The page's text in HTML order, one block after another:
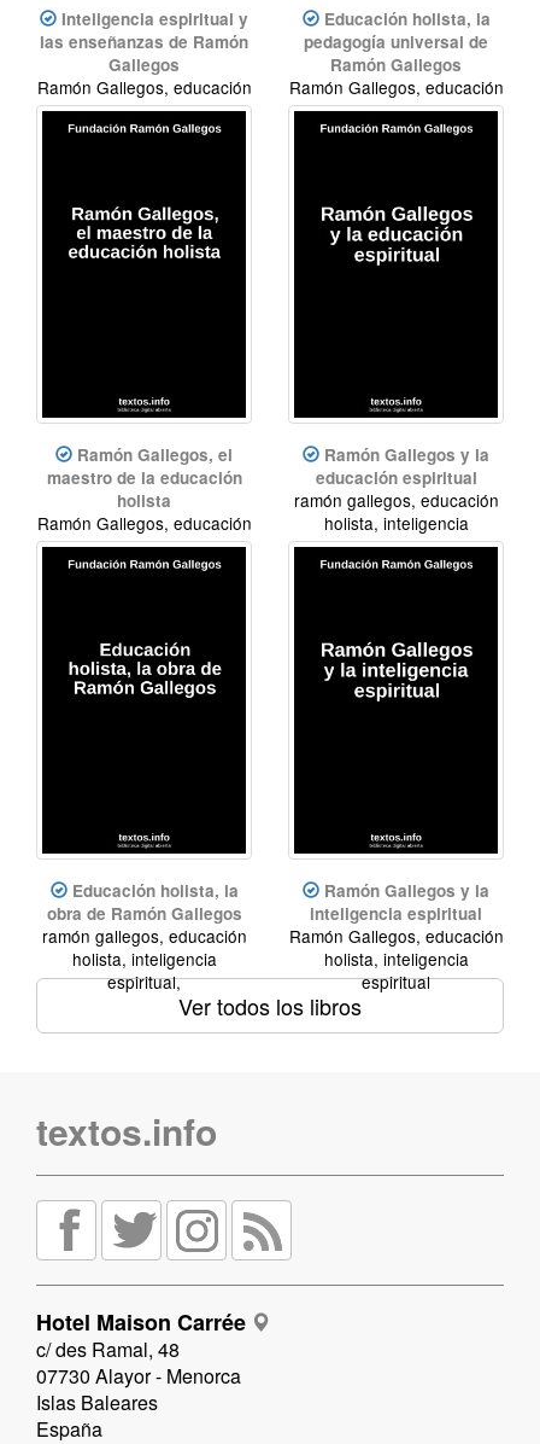
Inteligencia espiritual y
las enseñanzas de Ramón
Gallegos
Ramón Gallegos, educación
holista, inteligencia
espiritual
Educación holista, la
pedagogía universal de
Ramón Gallegos
Ramón Gallegos, educación
holista
Ramón Gallegos, el
maestro de la educación
holista
Ramón Gallegos, educación
holista, inteligencia
espiritual
Ramón Gallegos y la
educación espiritual
ramón gallegos, educación
holista, inteligencia
espiritual
Educación holista, la
obra de Ramón Gallegos
ramón gallegos, educación
holista, inteligencia
espiritual,
Ramón Gallegos y la
inteligencia espiritual
Ramón Gallegos, educación
holista, inteligencia
espiritual
Ver todos los libros
textos.info
Hotel Maison Carrée
c/ des Ramal, 48
07730 Alayor - Menorca
Islas Baleares
España